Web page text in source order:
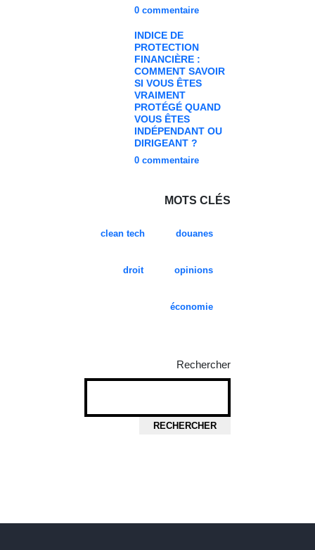
0 commentaire
INDICE DE
PROTECTION
FINANCIÈRE :
COMMENT SAVOIR
SI VOUS ÊTES
VRAIMENT
PROTÉGÉ QUAND
VOUS ÊTES
INDÉPENDANT OU
DIRIGEANT ?
0 commentaire
MOTS CLÉS
clean tech douanes
droit opinions
économie
Rechercher
RECHERCHER